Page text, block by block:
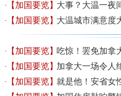
【加国要览】大事？大温一夜
【加国要览】大温城市满意度
【加国要览】吃惊！罢免加拿
【加国要览】加拿大一场令人
【加国要览】就是他！安省女